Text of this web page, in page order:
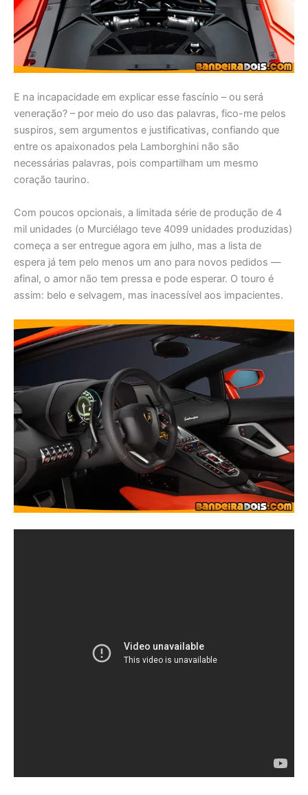
E na incapacidade em explicar esse fascínio – ou será
veneração? – por meio do uso das palavras, fico-me pelos
suspiros, sem argumentos e justificativas, confiando que
entre os apaixonados pela Lamborghini não são
necessárias palavras, pois compartilham um mesmo
coração taurino.
Com poucos opcionais, a limitada série de produção de 4
mil unidades (o Murciélago teve 4099 unidades produzidas)
começa a ser entregue agora em julho, mas a lista de
espera já tem pelo menos um ano para novos pedidos —
afinal, o amor não tem pressa e pode esperar. O touro é
assim: belo e selvagem, mas inacessível aos impacientes.